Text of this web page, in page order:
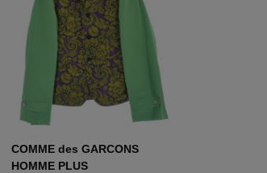
COMME des GARCONS
HOMME PLUS